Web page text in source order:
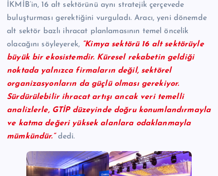
İKMİB’in, 16 alt sektörünü aynı stratejik çerçevede
buluşturması gerektiğini vurguladı. Aracı, yeni dönemde
alt sektör bazlı ihracat planlamasının temel öncelik
olacağını söyleyerek, “Kimya sektörü 16 alt sektörüyle
büyük bir ekosistemdir. Küresel rekabetin geldiği
noktada yalnızca firmaların değil, sektörel
organizasyonların da güçlü olması gerekiyor.
Sürdürülebilir ihracat artışı ancak veri temelli
analizlerle, GTİP düzeyinde doğru konumlandırmayla
ve katma değeri yüksek alanlara odaklanmayla
mümkündür.”dedi.